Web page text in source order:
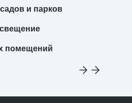
и парков
помещений